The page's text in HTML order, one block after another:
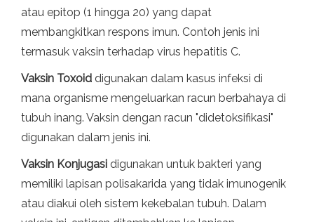
atau epitop (1 hingga 20) yang dapat
membangkitkan respons imun. Contoh jenis ini
termasuk vaksin terhadap virus hepatitis C.
Vaksin Toxoid digunakan dalam kasus infeksi di
mana organisme mengeluarkan racun berbahaya di
tubuh inang. Vaksin dengan racun "didetoksifikasi"
digunakan dalam jenis ini.
Vaksin Konjugasi digunakan untuk bakteri yang
memiliki lapisan polisakarida yang tidak imunogenik
atau diakui oleh sistem kekebalan tubuh. Dalam